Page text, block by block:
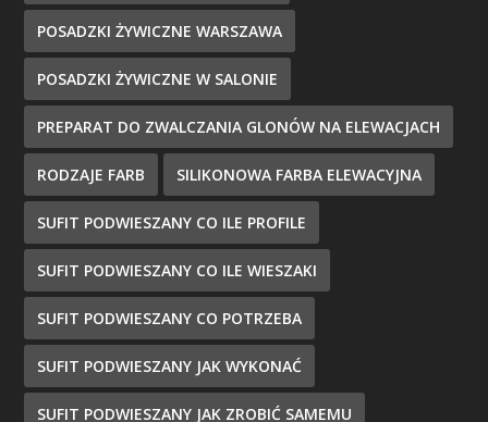
POSADZKI ŻYWICZNE WARSZAWA
POSADZKI ŻYWICZNE W SALONIE
PREPARAT DO ZWALCZANIA GLONÓW NA ELEWACJACH
RODZAJE FARB SILIKONOWA FARBA ELEWACYJNA
SUFIT PODWIESZANY CO ILE PROFILE
SUFIT PODWIESZANY CO ILE WIESZAKI
SUFIT PODWIESZANY CO POTRZEBA
SUFIT PODWIESZANY JAK WYKONAĆ
SUFIT PODWIESZANY JAK ZROBIĆ SAMEMU